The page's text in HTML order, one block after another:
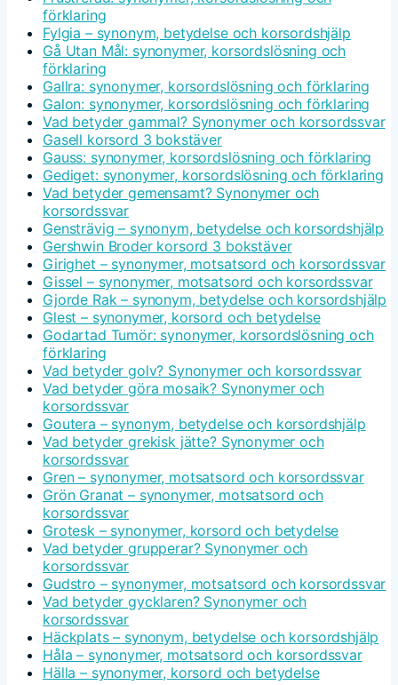
förklaring
Fylgia – synonym, betydelse och korsordshjälp
Gå Utan Mål: synonymer, korsordslösning och
förklaring
Gallra: synonymer, korsordslösning och förklaring
Galon: synonymer, korsordslösning och förklaring
Vad betyder gammal? Synonymer och korsordssvar
Gasell korsord 3 bokstäver
Gauss: synonymer, korsordslösning och förklaring
Gediget: synonymer, korsordslösning och förklaring
Vad betyder gemensamt? Synonymer och
korsordssvar
Gensträvig – synonym, betydelse och korsordshjälp
Gershwin Broder korsord 3 bokstäver
Girighet – synonymer, motsatsord och korsordssvar
Gissel – synonymer, motsatsord och korsordssvar
Gjorde Rak – synonym, betydelse och korsordshjälp
Glest – synonymer, korsord och betydelse
Godartad Tumör: synonymer, korsordslösning och
förklaring
Vad betyder golv? Synonymer och korsordssvar
Vad betyder göra mosaik? Synonymer och
korsordssvar
Goutera – synonym, betydelse och korsordshjälp
Vad betyder grekisk jätte? Synonymer och
korsordssvar
Gren – synonymer, motsatsord och korsordssvar
Grön Granat – synonymer, motsatsord och
korsordssvar
Grotesk – synonymer, korsord och betydelse
Vad betyder grupperar? Synonymer och
korsordssvar
Gudstro – synonymer, motsatsord och korsordssvar
Vad betyder gycklaren? Synonymer och
korsordssvar
Häckplats – synonym, betydelse och korsordshjälp
Håla – synonymer, motsatsord och korsordssvar
Hälla – synonymer, korsord och betydelse